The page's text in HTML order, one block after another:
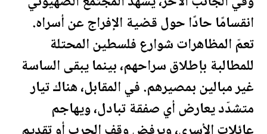
انقسامًا حادًا حول قضية الإفراج عن أسراه.
تعمّ المظاهرات شوارعفلسطينالمحتلة
للمطالبة بإطلاق سراحهم، بينما يبقى الساسة
غير مبالين بمصيرهم. في المقابل، هناك تيار
متشدّد يعارض أي صفقة تبادل، ويهاجم